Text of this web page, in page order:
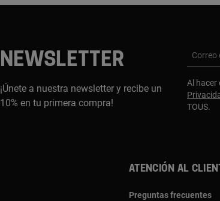
NEWSLETTER
¡Únete a nuestra newsletter y recibe un
10% en tu primera compra!
Correo
Al hacer
TOUS.
Atención al
Preguntas frecuentes